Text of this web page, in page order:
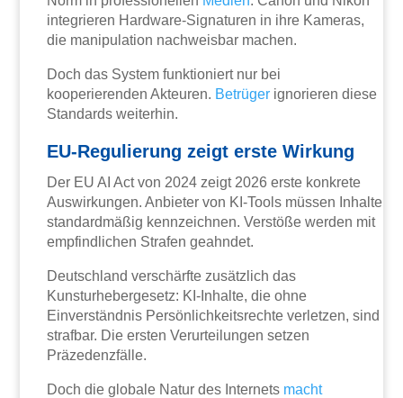
integrieren Hardware-Signaturen in ihre Kameras,
die manipulation nachweisbar machen.
Doch das System funktioniert nur bei
kooperierenden Akteuren. Betrüger ignorieren diese
Standards weiterhin.
EU-Regulierung zeigt erste Wirkung
Der EU AI Act von 2024 zeigt 2026 erste konkrete
Auswirkungen. Anbieter von KI-Tools müssen Inhalte
standardmäßig kennzeichnen. Verstöße werden mit
empfindlichen Strafen geahndet.
Deutschland verschärfte zusätzlich das
Kunsturhebergesetz: KI-Inhalte, die ohne
Einverständnis Persönlichkeitsrechte verletzen, sind
strafbar. Die ersten Verurteilungen setzen
Präzedenzfälle.
Doch die globale Natur des Internets macht